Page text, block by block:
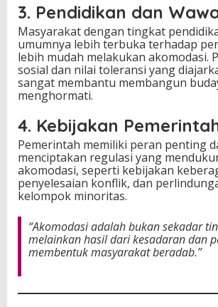
3. Pendidikan dan
Masyarakat dengan tingkat
umumnya lebih terbuka terhadap
lebih mudah melakukan akomodasi.
sosial dan nilai toleransi yang
sangat membantu membangun
menghormati.
4. Kebijakan
Pemerintah memiliki peran penting
menciptakan regulasi yang
akomodasi, seperti kebijakan
penyelesaian konflik, dan
kelompok minoritas.
“Akomodasi adalah bukan sekadar
melainkan hasil dari kesadaran dan
membentuk masyarakat beradab.”